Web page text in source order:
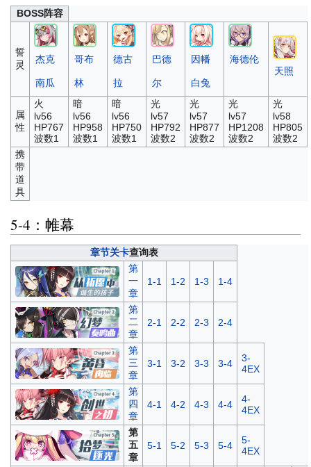
BOSS阵容
誓
灵
杰克
南瓜
哥布
林
德古
拉
巴德
尔
因幡
白兔
海德伦
天照
属
性
火
lv56
HP767
波数1
暗
lv56
HP958
波数1
暗
lv56
HP750
波数1
光
lv57
HP792
波数2
光
lv57
HP877
波数2
光
lv57
HP1208
波数2
光
lv58
HP805
波数2
携
带
道
具
5-4：帷幕
章节关卡查询表
第
一
章
1-1 1-2 1-3 1-4
第
二
章
2-1 2-2 2-3 2-4
第
三
章
3-1 3-2 3-3 3-4
3-
4EX
第
四
章
4-1 4-2 4-3 4-4
4-
4EX
第
五
章
5-1 5-2 5-3 5-4
5-
4EX